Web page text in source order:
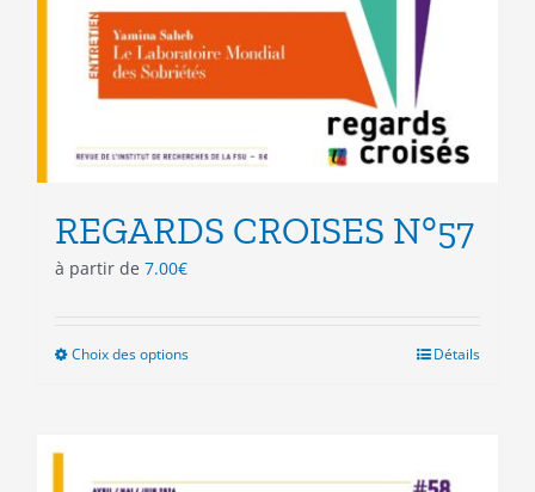
REGARDS CROISES N°57
à partir de 7.00€
Choix des optionsCe
Les
Détails